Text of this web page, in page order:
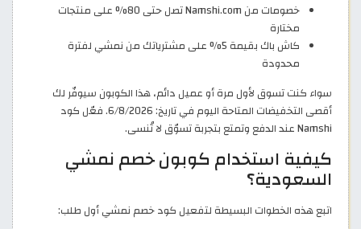
خصومات من Namshi.com تصل حتى 80% على منتجات
مختارة
كاش باك بقيمة 5% على مشترياتك من نمشي لفترة
محدودة
سواء كنت تسوق لأول مرة أو عميل دائم، هذا الكوبون سيوفّر لك
أقصى التخفيضات المتاحة اليوم في تاريخ: 6/8/2026. فعّل كود
Namshi عند الدفع وتمتع بتجربة تسوّق لا تُنسى.
كيفية استخدام كوبون خصم نمشي
السعودية؟
اتبع هذه الخطوات البسيطة لتفعيل كود خصم نمشي أول طلب: